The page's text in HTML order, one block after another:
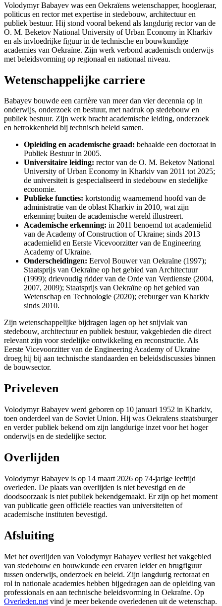
Volodymyr Babayev was een Oekraïens wetenschapper, hoogleraar,
politicus en rector met expertise in stedebouw, architectuur en
publiek bestuur. Hij stond vooral bekend als langdurig rector van de
O. M. Beketov National University of Urban Economy in Kharkiv
en als invloedrijke figuur in de technische en bouwkundige
academies van Oekraïne. Zijn werk verbond academisch onderwijs
met beleidsvorming op regionaal en nationaal niveau.
Wetenschappelijke carriere
Babayev bouwde een carrière van meer dan vier decennia op in
onderwijs, onderzoek en bestuur, met nadruk op stedebouw en
publiek bestuur. Zijn werk bracht academische leiding, onderzoek
en betrokkenheid bij technisch beleid samen.
Opleiding en academische graad: behaalde een doctoraat in
Publiek Bestuur in 2005.
Universitaire leiding: rector van de O. M. Beketov National
University of Urban Economy in Kharkiv van 2011 tot 2025;
de universiteit is gespecialiseerd in stedebouw en stedelijke
economie.
Publieke functies: kortstondig waarnemend hoofd van de
administratie van de oblast Kharkiv in 2010, wat zijn
erkenning buiten de academische wereld illustreert.
Academische erkenning: in 2011 benoemd tot academielid
van de Academy of Construction of Ukraine; sinds 2013
academielid en Eerste Vicevoorzitter van de Engineering
Academy of Ukraine.
Onderscheidingen: Eervol Bouwer van Oekraïne (1997);
Staatsprijs van Oekraïne op het gebied van Architectuur
(1999); drievoudig ridder van de Orde van Verdienste (2004,
2007, 2009); Staatsprijs van Oekraïne op het gebied van
Wetenschap en Technologie (2020); ereburger van Kharkiv
sinds 2010.
Zijn wetenschappelijke bijdragen lagen op het snijvlak van
stedebouw, architectuur en publiek bestuur, vakgebieden die direct
relevant zijn voor stedelijke ontwikkeling en reconstructie. Als
Eerste Vicevoorzitter van de Engineering Academy of Ukraine
droeg hij bij aan technische standaarden en beleidsdiscussies binnen
de bouwsector.
Priveleven
Volodymyr Babayev werd geboren op 10 januari 1952 in Kharkiv,
toen onderdeel van de Soviet Union. Hij was Oekraïens staatsburger
en verder publiek bekend om zijn langdurige inzet voor het hoger
onderwijs en de stedelijke sector.
Overlijden
Volodymyr Babayev is op 14 maart 2026 op 74-jarige leeftijd
overleden. De plaats van overlijden is niet bevestigd en de
doodsoorzaak is niet publiek bekendgemaakt. Er zijn op het moment
van publicatie geen officiële reacties van universiteiten of
academische instituten bevestigd.
Afsluiting
Met het overlijden van Volodymyr Babayev verliest het vakgebied
van stedebouw en bouwkunde een ervaren leider en brugfiguur
tussen onderwijs, onderzoek en beleid. Zijn langdurig rectoraat en
rol in nationale academies hebben bijgedragen aan de opleiding van
professionals en aan technische beleidsvorming in Oekraïne. Op
Overleden.net vind je meer bekende overledenen uit de wetenschap.